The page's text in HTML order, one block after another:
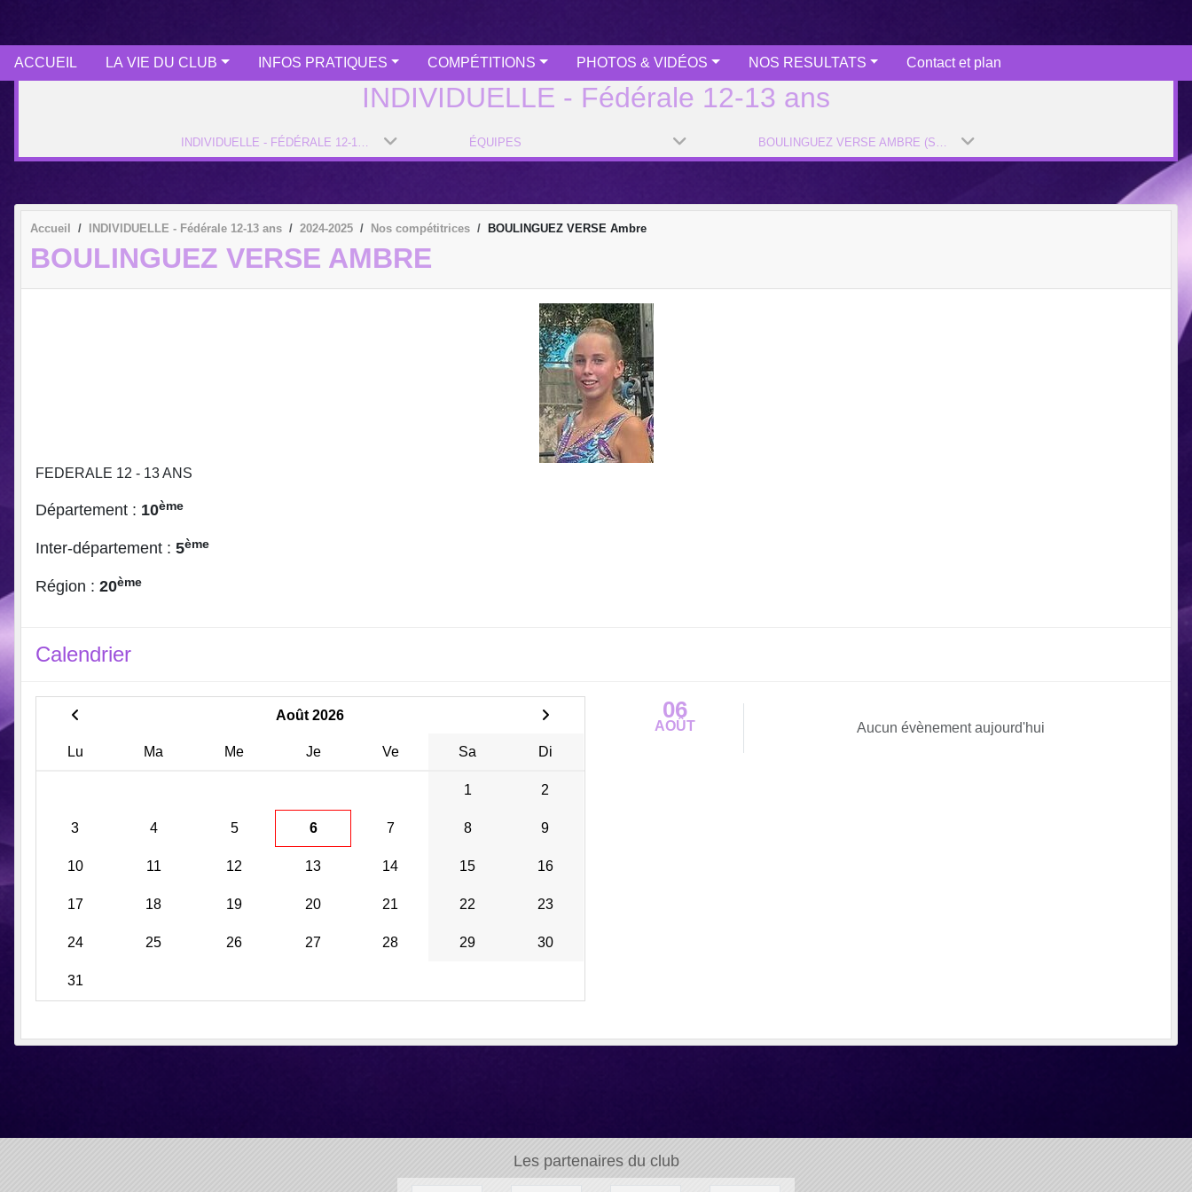
ACCUEIL LA VIE DU CLUB INFOS PRATIQUES COMPÉTITIONS PHOTOS & VIDÉOS NOS RESULTATS Contact et plan
INDIVIDUELLE - Fédérale 12-13 ans
ÉQUIPES
Accueil INDIVIDUELLE - Fédérale 12-13 ans 2024-2025 Nos compétitrices BOULINGUEZ VERSE Ambre
BOULINGUEZ VERSE AMBRE
FEDERALE 12 - 13 ANS
Département : 10ème
Inter-département : 5ème
Région : 20ème
Calendrier
Août 2026
Lu Ma Me Je Ve Sa Di
1 2
3 4 5 6 7 8 9
10 11 12 13 14 15 16
17 18 19 20 21 22 23
24 25 26 27 28 29 30
31
06
AOÛT Aucun évènement aujourd'hui
Les partenaires du club